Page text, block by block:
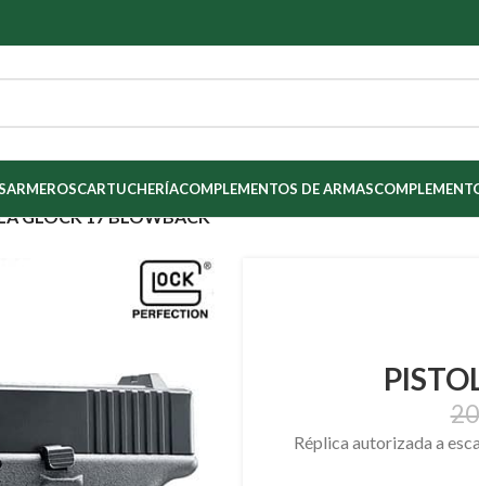
ARMEROSCARTUCHERÍACOMPLEMENTOS DE ARMAS
GLOCK 17 BLOWBACK
Réplica autorizada a